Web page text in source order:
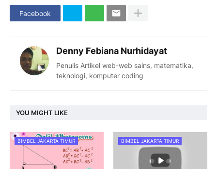
Facebook
Denny Febiana Nurhidayat
Penulis Artikel web-web sains, matematika,
teknologi, komputer coding
YOU MIGHT LIKE
BIMBEL JAKARTA TIMUR BIMBEL JAKARTA TIMUR